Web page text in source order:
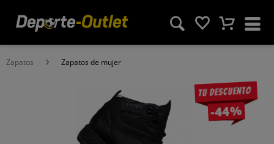
Zapatos Zapatos de mujer
Tu descuento
-44%